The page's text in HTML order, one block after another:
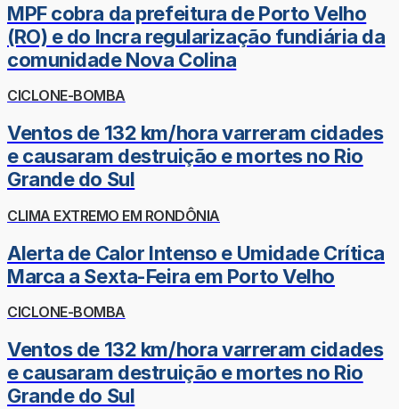
MPF cobra da prefeitura de Porto Velho
(RO) e do Incra regularização fundiária da
comunidade Nova Colina
CICLONE-BOMBA
Ventos de 132 km/hora varreram cidades
e causaram destruição e mortes no Rio
Grande do Sul
CLIMA EXTREMO EM RONDÔNIA
Alerta de Calor Intenso e Umidade Crítica
Marca a Sexta-Feira em Porto Velho
CICLONE-BOMBA
Ventos de 132 km/hora varreram cidades
e causaram destruição e mortes no Rio
Grande do Sul